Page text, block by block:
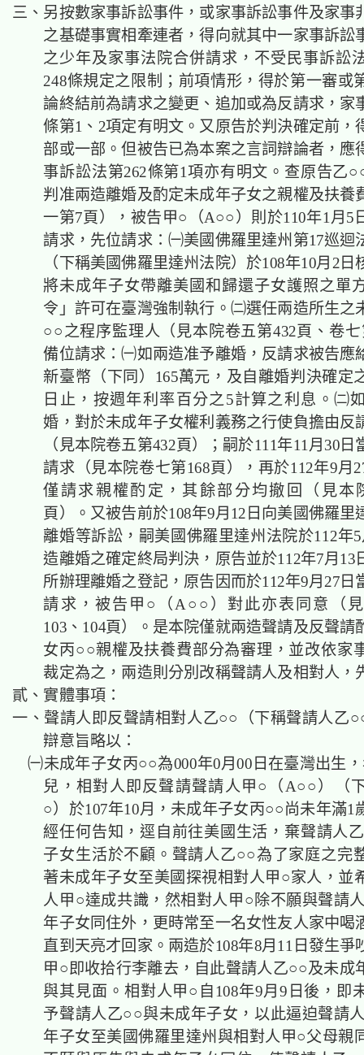
三、另按數家事訴訟事件，或家事訴訟事件及家事
之基礎事實相牽連者，得向就其中一家事訴訟
之少年及家事法院合併請求，不受民事訴訟
248條規定之限制；前項情形，得於第一審或
論終結前為請求之變更、追加或為反請求，家
條第1、2項定有明文。又原告於判決確定前，
部或一部。但被告已為本案之言詞辯論者，應
事訴訟法第262條第1項亦有明文。查原告乙
判准兩造離婚及酌定未成年子女之親權及扶養
一第7頁），被告甲○（A○○）則於110年1月5
請求，先位請求：㈠美國佛羅里達州第17巡迴
（下稱美國佛羅里達州法院）於108年10月2日
將未成年子女帶離美國和歸還子女護照之單
令」許可在臺灣強制執行。㈡選任兩造所生之
○○之程序監理人（見本院卷五第432頁、卷七
備位請求：㈠如兩造准予離婚，反請求被告應
新臺幣（下同）165萬元，及自離婚判決確定
日止，按週年利率百分之5計算之利息。㈡
婚，對於未成年子女權利義務之行使負擔由反
（見本院卷五第432頁）；嗣於111年11月30日
請求（見本院卷七第168頁），再於112年9月
僅請求親權酌定，其餘部分均撤回（見本
頁）。又被告前於108年9月12日向美國佛羅里
離婚等訴訟，嗣美國佛羅里達州法院於112年
造離婚之確定終局判決，原告並於112年7月13
所辦理離婚之登記，原告因而於112年9月27日
請求，被告甲○（A○○）對此亦表同意（
103、104頁）。是本院僅就兩造聲請及反聲請
女丙○○親權及扶養費部分為審理，並改依家
裁定為之，兩造則分別改稱聲請人及相對人，
貳、實體事項：
一、聲請人即反聲請相對人乙○○（下稱聲請人乙
辯意旨略以：
㈠未成年子女丙○○為000年0月00日在臺灣出生
兒，相對人即反聲請聲請人甲○（A○○）（
○）於107年10月，未成年子女丙○○尚未年滿1
經任何告知，逕自前往美國生活，棄聲請人
子女生活於不顧。聲請人乙○○為了家庭之完
著未成年子女至美國探視相對人甲○家人，並
人甲○達成共識，然相對人甲○除不願與聲請
年子女同住外，更時常至一名女性友人家中喝
直到天亮才回家。兩造於108年8月11日發生爭
甲○即收拾行李離去，自此聲請人乙○○及未成
與其見面。相對人甲○自108年9月9日後，即
予聲請人乙○○與未成年子女，以此逼迫聲請
年子女至美國佛羅里達州與相對人甲○父母親